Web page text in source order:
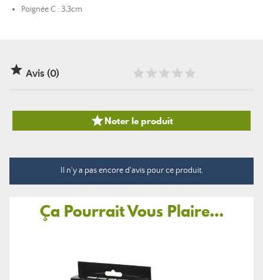
Poignée C : 3,3cm
 Avis (0)
Noter le produit
Il n'y a pas encore d'avis pour ce produit.
Ça Pourrait Vous Plaire...